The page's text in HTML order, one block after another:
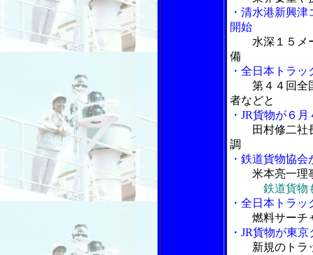
・清水港新興
開始
水深１５メ
備
・全日本トラ
第４４回全
者などと
・JR貨物が６
田村修二社
調
・鉄道貨物協
米本亮一理
鉄道貨物
・全日本トラ
燃料サーチ
・JR貨物が東
新規のトラ